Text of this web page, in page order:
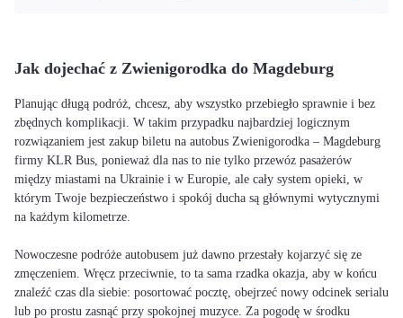
Jak dojechać z Zwienigorodka do Magdeburg
Planując długą podróż, chcesz, aby wszystko przebiegło sprawnie i bez
zbędnych komplikacji. W takim przypadku najbardziej logicznym
rozwiązaniem jest zakup biletu na autobus Zwienigorodka – Magdeburg
firmy KLR Bus, ponieważ dla nas to nie tylko przewóz pasażerów
między miastami na Ukrainie i w Europie, ale cały system opieki, w
którym Twoje bezpieczeństwo i spokój ducha są głównymi wytycznymi
na każdym kilometrze.
Nowoczesne podróże autobusem już dawno przestały kojarzyć się ze
zmęczeniem. Wręcz przeciwnie, to ta sama rzadka okazja, aby w końcu
znaleźć czas dla siebie: posortować pocztę, obejrzeć nowy odcinek serialu
lub po prostu zasnąć przy spokojnej muzyce. Za pogodę w środku